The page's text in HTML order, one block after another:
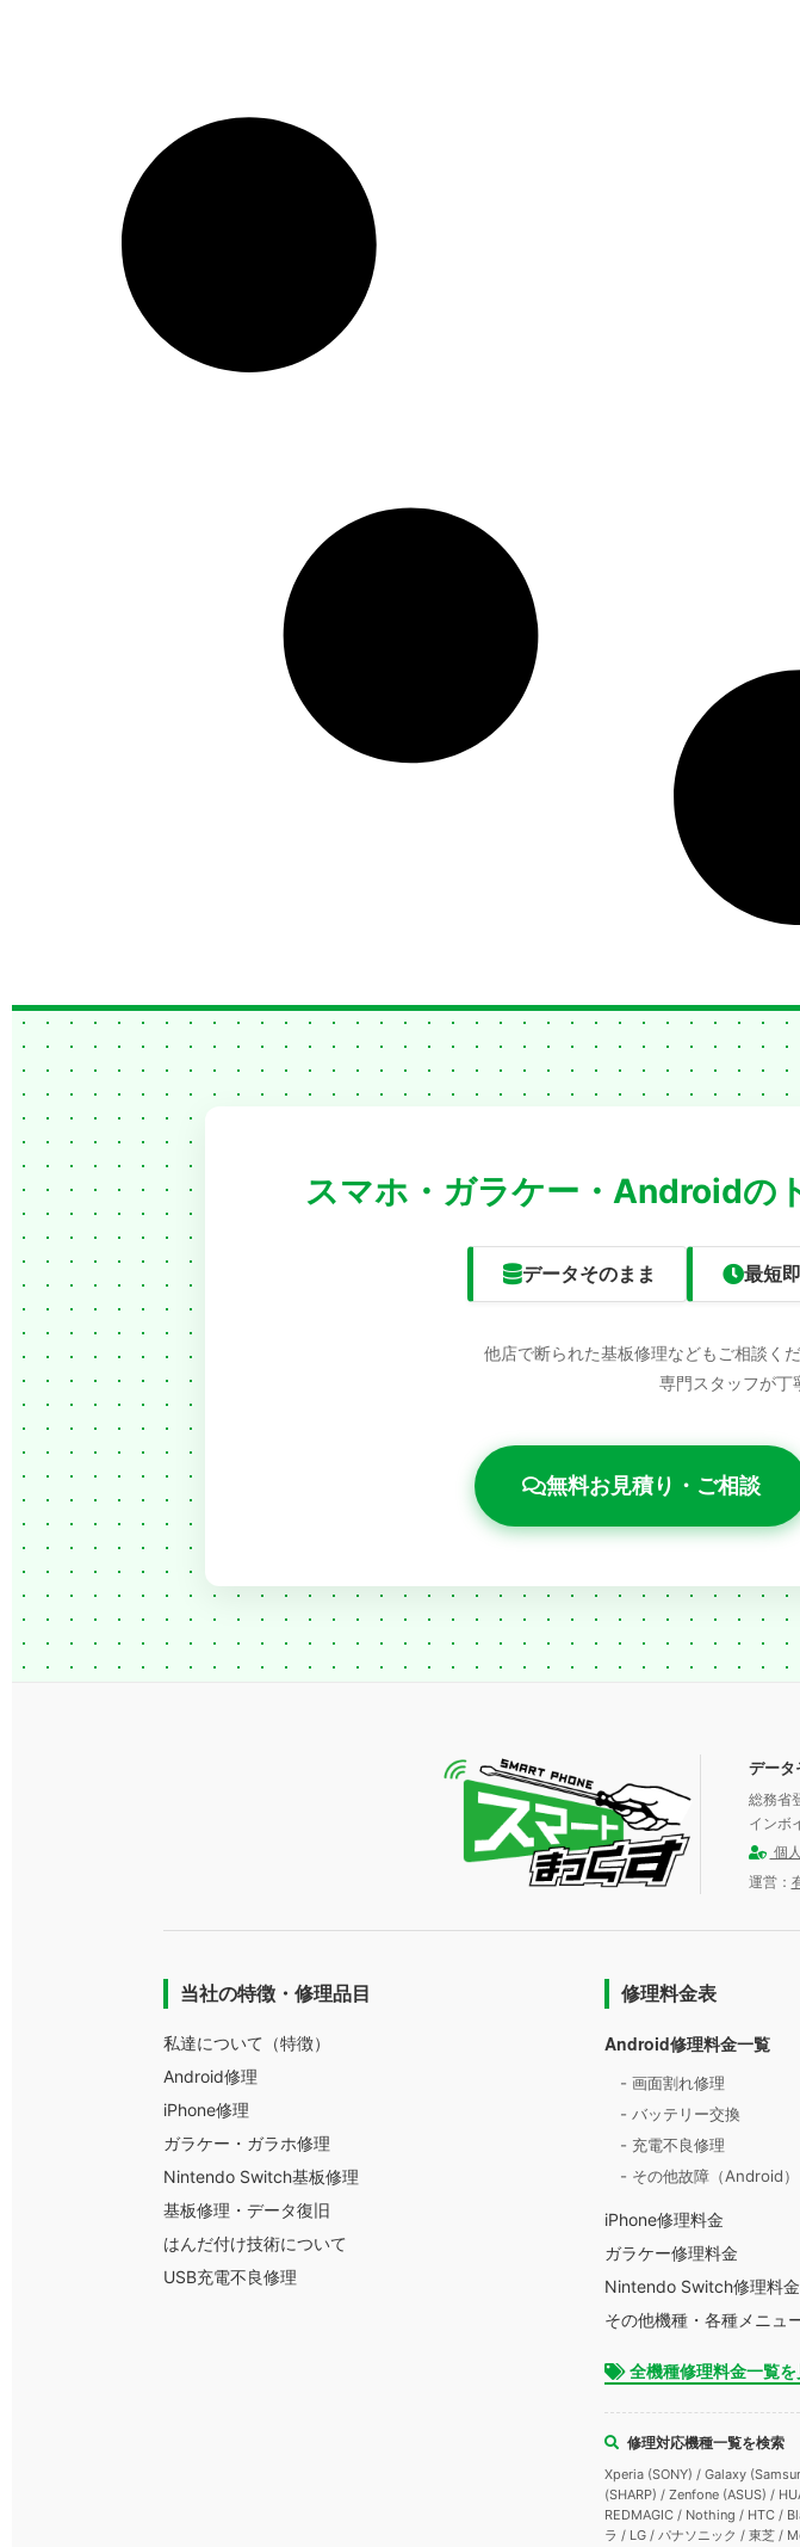
スマホ・ガラケー・Androidの
データそのまま 最短
他店で断られた基板修理などもご相談く
専門スタッフが丁
無料お見積り・ご相談
データ
総務省
インボ
個
運営：
当社の特徴・修理品目
私達について（特徴）
Android修理
iPhone修理
ガラケー・ガラホ修理
Nintendo Switch基板修理
基板修理・データ復旧
はんだ付け技術について
USB充電不良修理
修理料金表
Android修理料金一覧
- 画面割れ修理
- バッテリー交換
- 充電不良修理
- その他故障（Android）
iPhone修理料金
ガラケー修理料金
Nintendo Switch修理料金
その他機種・各種メニュ
全機種修理料金一覧を
修理対応機種一覧を検索
Xperia (SONY) / Galaxy
(SHARP) / Zenfone (ASUS) /
REDMAGIC / Nothing / HTC /
ラ / LG / パナソニック / 東芝 /